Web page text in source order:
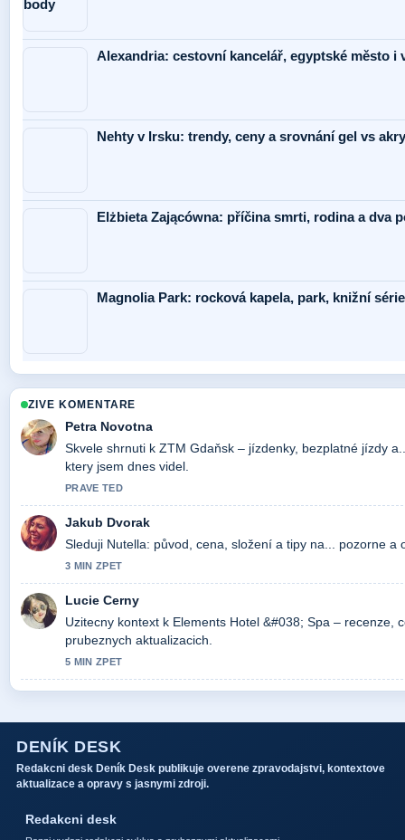
Alexandria: cestovní kancelář, egyptské město i
Nehty v Irsku: trendy, ceny a srovnání gel vs
Elżbieta Zającówna: příčina smrti, rodina a dva
Magnolia Park: rocková kapela, park, knižní
ZIVE KOMENTARE
Petra Novotna
Skvele shrnuti k ZTM Gdaňsk – jízdenky, bezplatné jízdy
ktery jsem dnes videl.
PRAVE TED
Jakub Dvorak
Sleduji Nutella: původ, cena, složení a tipy na... pozorne a
3 MIN ZPET
Lucie Cerny
Uzitecny kontext k Elements Hotel &#038; Spa – recenze,
prubeznych aktualizacich.
5 MIN ZPET
DENÍK DESK
Redakcni desk Deník Desk publikuje overene zpravodajstvi, kontextove
aktualizace a opravy s jasnymi zdroji.
Redakcni desk